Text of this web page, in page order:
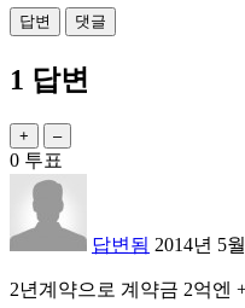
1 답변
0 투표
답변됨 2014년 5
2년계약으로 계약금 2억엔